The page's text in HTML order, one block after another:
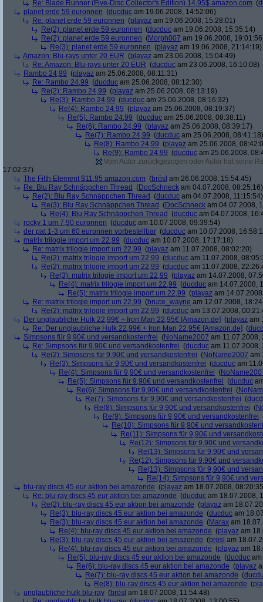
Re: Blade Runner (Five-Disc Collector's Edition) 14,95$ amazon.com (
planet erde 59 euronnen (ducduc am 19.06.2008, 14:52:06)
Re: planet erde 59 euronnen (playaz am 19.06.2008, 15:28:01)
Re(2): planet erde 59 euronnen (ducduc am 19.06.2008, 15:35:14)
Re(2): planet erde 59 euronnen (Morph007 am 19.06.2008,
Re(3): planet erde 59 euronnen (playaz am 19.06.2008, 21:14:19)
Amazon: Blu-rays unter 20 EUR (playaz am 23.06.2008, 15:04:49)
Re: Amazon: Blu-rays unter 20 EUR (ducduc am 23.06.2008, 16:10:08)
Rambo 24,99 (playaz am 25.06.2008, 08:11:31)
Re: Rambo 24,99 (ducduc am 25.06.2008, 08:12:30)
Re(2): Rambo 24,99 (playaz am 25.06.2008, 08:13:19)
Re(3): Rambo 24,99 (ducduc am 25.06.2008, 08:16:32)
Re(4): Rambo 24,99 (playaz am 25.06.2008, 08:19:37)
Re(5): Rambo 24,99 (ducduc am 25.06.2008, 08:38:11)
Re(6): Rambo 24,99 (playaz am 25.06.2008, 08:39:17)
Re(7): Rambo 24,99 (ducduc am 25.06.2008, 08:41:18)
Re(8): Rambo 24,99 (playaz am 25.06.2008,
Re(9): Rambo 24,99 (ducduc am 25.06.2008,
Vom Autor zurückgezogen oder Autor hat seine
17:02:37)
The Fifth Element $11.95 amazon.com (brösl am 26.06.2008, 15:54:45)
Re: Blu Ray Schnäppchen Thread (DocSchneck am 04.07.2008, 08:25:16)
Re(2): Blu Ray Schnäppchen Thread (ducduc am 04.07.2008, 11:15:54)
Re(3): Blu Ray Schnäppchen Thread (DocSchneck am 04.07.2008,
Re(4): Blu Ray Schnäppchen Thread (ducduc am 04.07.2008,
rocky 1 um 7,90 euronnen (ducduc am 10.07.2008, 09:39:54)
der pat 1-3 um 60 euronnen vorbestellbar (ducduc am 10.07.2008,
matrix trilogie import um 22,99 (ducduc am 10.07.2008, 17:17:18)
Re: matrix trilogie import um 22,99 (playaz am 11.07.2008, 08:02:20)
Re(2): matrix trilogie import um 22,99 (ducduc am 11.07.2008,
Re(2): matrix trilogie import um 22,99 (ducduc am 11.07.2008,
Re(3): matrix trilogie import um 22,99 (playaz am 14.07.2008,
Re(4): matrix trilogie import um 22,99 (ducduc am 14.07.2008,
Re(5): matrix trilogie import um 22,99 (playaz am
Re: matrix trilogie import um 22,99 (bruce_wayne am 12.07.2008,
Re(2): matrix trilogie import um 22,99 (ducduc am 13.07.2008,
Der unglaubliche Hulk 22,99€ + Iron Man 22,95€ [Amazon.de] (playaz am
Re: Der unglaubliche Hulk 22,99€ + Iron Man 22,95€ [Amazon.de] (
Simpsons für 9,90€ und versandkostenfrei (NoName2007 am 11.07.2008,
Re: Simpsons für 9,90€ und versandkostenfrei (ducduc am 11.07.2008,
Re(2): Simpsons für 9,90€ und versandkostenfrei (NoName2007 am
Re(3): Simpsons für 9,90€ und versandkostenfrei (ducduc am
Re(4): Simpsons für 9,90€ und versandkostenfrei (
Re(5): Simpsons für 9,90€ und versandkostenfrei (ducduc
Re(6): Simpsons für 9,90€ und versandkostenfrei (
Re(7): Simpsons für 9,90€ und versandkostenfrei (
Re(8): Simpsons für 9,90€ und versandkostenfrei (
Re(9): Simpsons für 9,90€ und versandkostenfrei
Re(10): Simpsons für 9,90€ und
Re(11): Simpsons für 9,90€ und
Re(12): Simpsons für 9,90€ und
Re(13): Simpsons für 9,90€ und
Re(12): Simpsons für 9,90€ und
Re(13): Simpsons für 9,90€ und
Re(14): Simpsons für 9,90€ und
blu-ray discs 45 eur aktion bei amazonde (playaz am 18.07.2008,
Re: blu-ray discs 45 eur aktion bei amazonde (ducduc am 18.07.2008,
Re(2): blu-ray discs 45 eur aktion bei amazonde (playaz am
Re(3): blu-ray discs 45 eur aktion bei amazonde (ducduc am
Re(3): blu-ray discs 45 eur aktion bei amazonde (Marax am
Re(4): blu-ray discs 45 eur aktion bei amazonde (playaz am
Re(3): blu-ray discs 45 eur aktion bei amazonde (brösl am
Re(4): blu-ray discs 45 eur aktion bei amazonde (playaz am
Re(5): blu-ray discs 45 eur aktion bei amazonde (ducduc
Re(6): blu-ray discs 45 eur aktion bei amazonde (playaz
Re(7): blu-ray discs 45 eur aktion bei amazonde (
Re(8): blu-ray discs 45 eur aktion bei amazonde (
unglaubliche hulk blu-ray (brösl am 18.07.2008, 11:54:48)